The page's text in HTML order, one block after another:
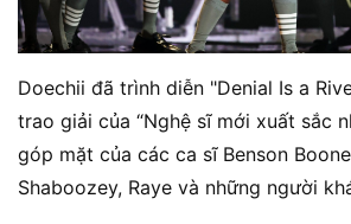
Doechii đã trình diễn "Denial Is a
trao giải của “Nghệ sĩ mới xuất sắc
góp mặt của các ca sĩ Benson
Shaboozey, Raye và những người